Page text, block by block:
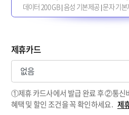
데이터 200 GB | 음성 기본제공 | 문자 기본
제휴카드
①제휴 카드사에서 발급 완료 후 ②통신
혜택 및 할인 조건을 꼭 확인하세요.
제